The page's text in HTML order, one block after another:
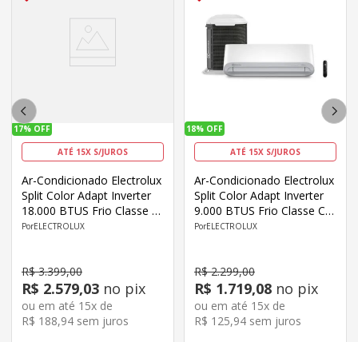
17% OFF
ATÉ 15X S/JUROS
Ar-Condicionado Electrolux
Split Color Adapt Inverter
18.000 BTUS Frio Classe C
JE18F/JI18F
ELECTROLUX
R$ 3.399,00
R$ 2.579,03 no pix
ou em até 15x de
R$ 188,94 sem juros
18% OFF
ATÉ 15X S/JUROS
Ar-Condicionado Electrolux
Split Color Adapt Inverter
9.000 BTUS Frio Classe C
Wi-Fi YE09F/YI09F
ELECTROLUX
R$ 2.299,00
R$ 1.719,08 no pix
ou em até 15x de
R$ 125,94 sem juros